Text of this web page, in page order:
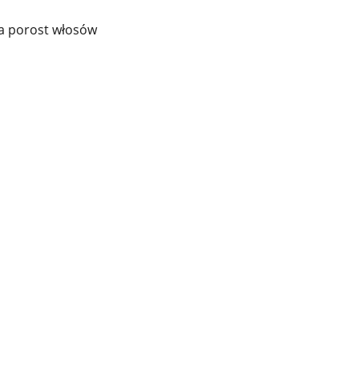
porost włosów